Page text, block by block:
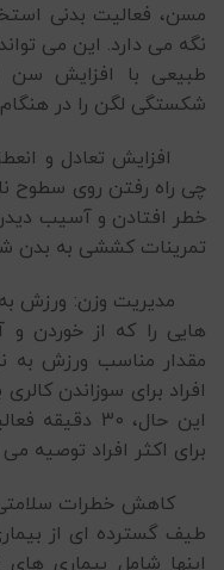
مسن، فعالیت بدنی
نگه می دارد. این می
طبیعی با افزایش سن
شکستگی لگن را در
افزایش تعادل و
چی راه رفتن روی سطوح
خطر افتادن و آسیب
تمرینات کششی به بدن
مدیریت وزن: ورزش به
هایی را که از خوردن
مقدار مناسب ورزش به
افراد برای سوزاندن
این حال، 30
برای اکثر افراد توصیه
کاهش خطرات سلامتی:
طیف گسترده ای از
اینها شامل بیماری